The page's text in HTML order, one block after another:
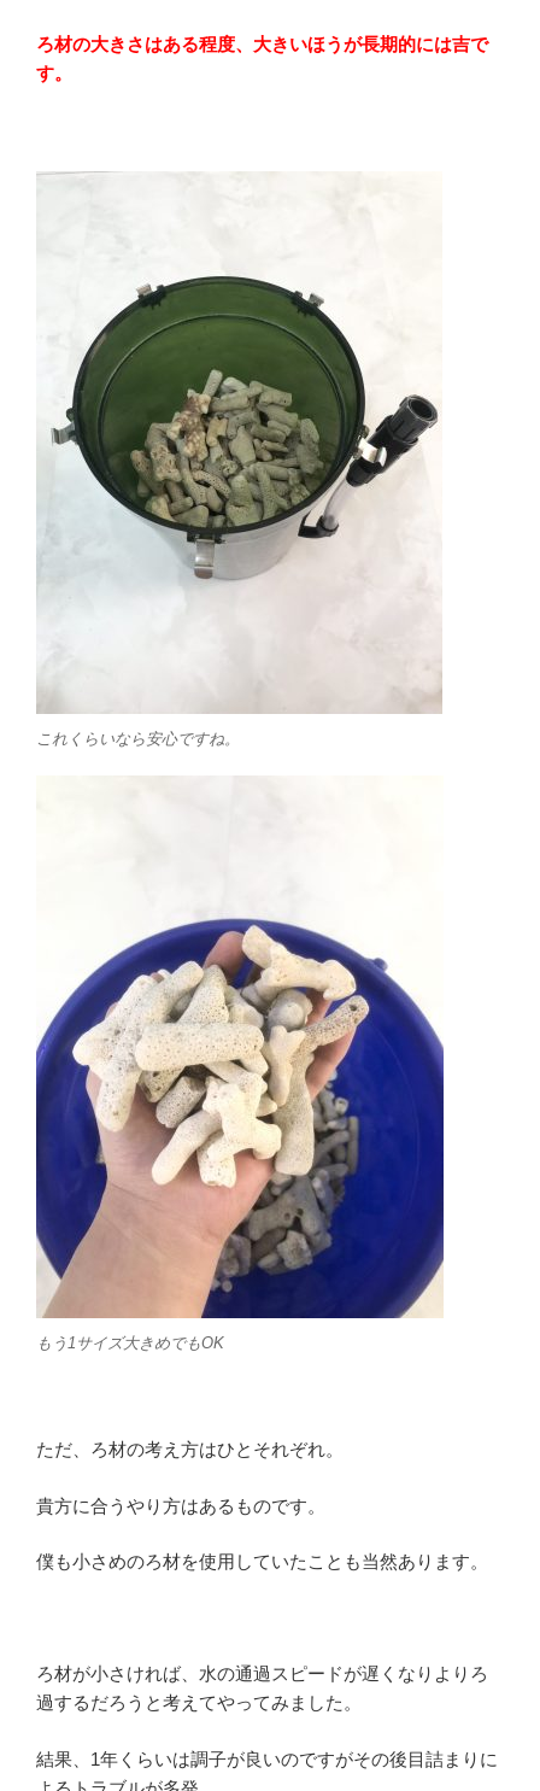
ろ材の大きさはある程度、大きいほうが長期的には吉で
す。
これくらいなら安心ですね。
もう1サイズ大きめでもOK
ただ、ろ材の考え方はひとそれぞれ。
貴方に合うやり方はあるものです。
僕も小さめのろ材を使用していたことも当然あります。
ろ材が小さければ、水の通過スピードが遅くなりよりろ
過するだろうと考えてやってみました。
結果、1年くらいは調子が良いのですがその後目詰まりに